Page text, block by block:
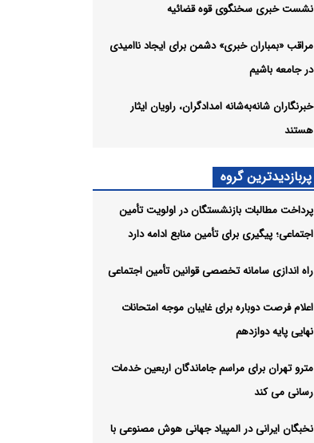
نشست خبری سخنگوی قوه قضائیه
مراقب «بمباران خبری» دشمن برای ایجاد ناامیدی
در جامعه باشیم
خبرنگاران شانه‌به‌شانه امدادگران، راویان ایثار
هستند
پربازدیدترین گروه
پرداخت مطالبات بازنشستگان در اولویت تأمین
اجتماعی؛ پیگیری برای تأمین منابع ادامه دارد
راه اندازی سامانه تخصصی قوانین تأمین اجتماعی
اعلام فرصت دوباره برای غایبان موجه امتحانات
نهایی پایه دوازدهم
مترو تهران برای مراسم جاماندگان اربعین خدمات
رسانی می کند
نخبگان ایرانی در المپیاد جهانی هوش مصنوعی با